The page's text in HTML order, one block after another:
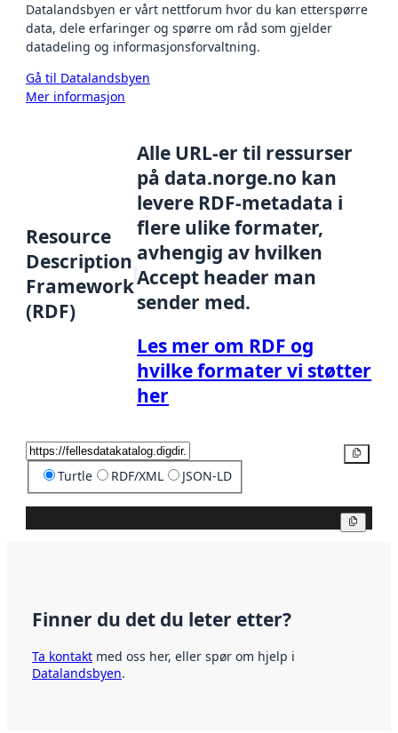
Datalandsbyen er vårt nettforum hvor du kan etterspørre
data, dele erfaringer og spørre om råd som gjelder
datadeling og informasjonsforvaltning.
Gå til Datalandsbyen
Mer informasjon
Resource
Description
Framework
(RDF)
Alle URL-er til ressurser
på data.norge.no kan
levere RDF-metadata i
flere ulike formater,
avhengig av hvilken
Accept header man
sender med.
Les mer om RDF og
hvilke formater vi støtter
her
Turtle RDF/XML JSON-LD
Finner du det du leter etter?
Ta kontakt med oss her, eller spør om hjelp i
Datalandsbyen.